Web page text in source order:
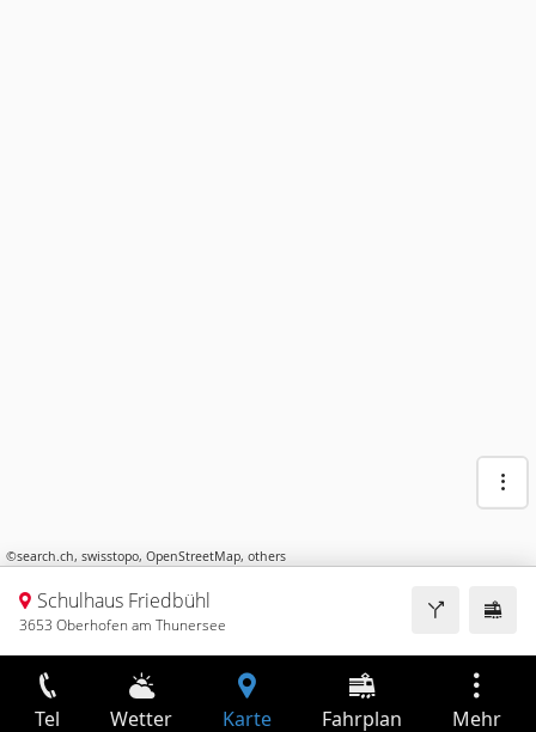
©search.ch, swisstopo, OpenStreetMap, others
Schulhaus Friedbühl
3653 Oberhofen am Thunersee
Tel Wetter Karte Fahrplan Mehr